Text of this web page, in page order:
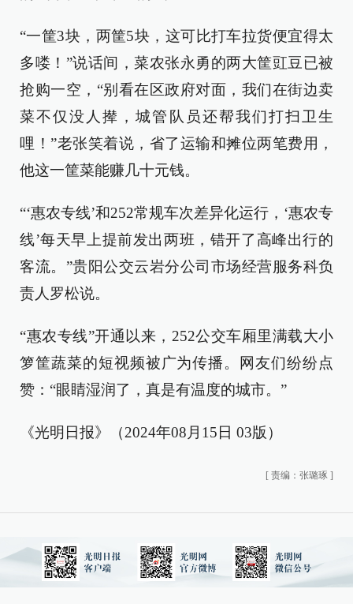
“一筐3块，两筐5块，这可比打车拉货便宜得太
多喽！”说话间，菜农张永勇的两大筐豇豆已被
抢购一空，“别看在区政府对面，我们在街边卖
菜不仅没人撵，城管队员还帮我们打扫卫生
哩！”老张笑着说，省了运输和摊位两笔费用，
他这一筐菜能赚几十元钱。
“‘惠农专线’和252常规车次差异化运行，‘惠农专
线’每天早上提前发出两班，错开了高峰出行的
客流。”贵阳公交云岩分公司市场经营服务科负
责人罗松说。
“惠农专线”开通以来，252公交车厢里满载大小
箩筐蔬菜的短视频被广为传播。网友们纷纷点
赞：“眼睛湿润了，真是有温度的城市。”
《光明日报》（2024年08月15日 03版）
[ 责编：张璐琢 ]